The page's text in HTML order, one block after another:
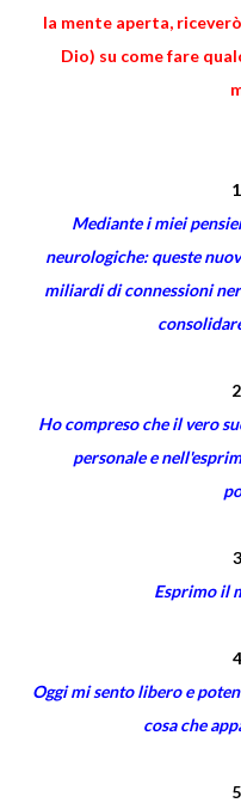
la mente aperta,
Dio) su come fare
Mediante i miei pensieri positivi creo nuove strutture
neurologiche: queste
miliardi di connessioni
Ho compreso che il vero successo consiste nell'avere la libertà
personale e
Esprimo il
Oggi mi sento libero e potente: sono in grado di gestire qualsiasi
cosa che